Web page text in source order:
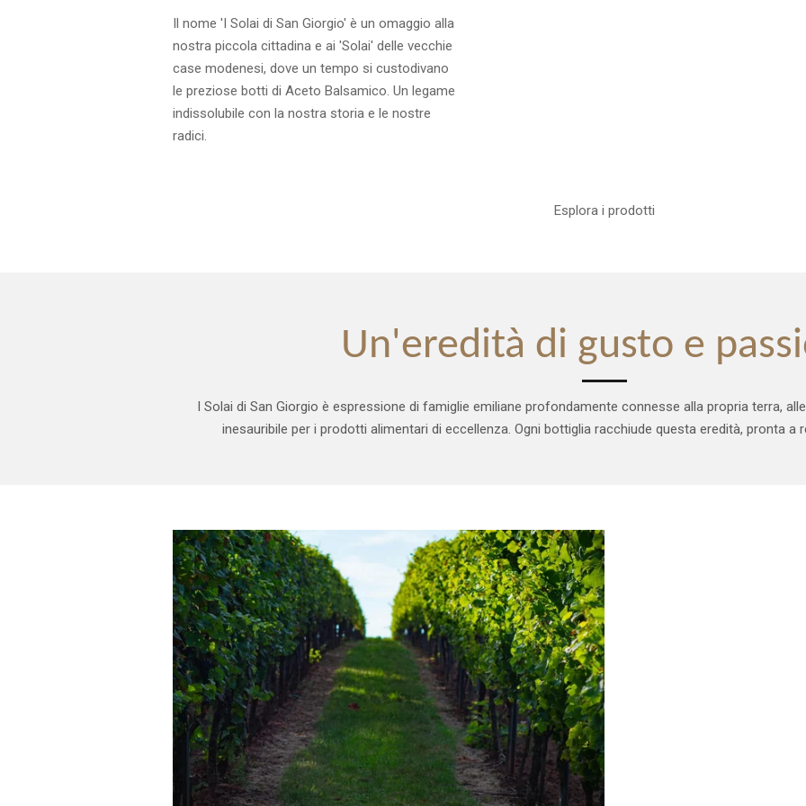
Il nome 'I Solai di San Giorgio' è un omaggio alla
nostra piccola cittadina e ai 'Solai' delle vecchie
case modenesi, dove un tempo si custodivano
le preziose botti di Aceto Balsamico. Un legame
indissolubile con la nostra storia e le nostre
radici.
Esplora i prodotti
Un'eredità di gusto e
I Solai di San Giorgio è espressione di famiglie emiliane profondamente connesse alla propria terra,
inesauribile per i prodotti alimentari di eccellenza. Ogni bottiglia racchiude questa eredità, pronta a